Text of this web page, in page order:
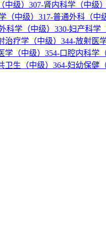
中级） 307-肾内科学（中级）
（中级） 317-普通外科（中
科学（中级） 330-妇产科学
治疗学（中级） 344-放射医
学（中级） 354-口腔内科学
卫生（中级） 364-妇幼保健